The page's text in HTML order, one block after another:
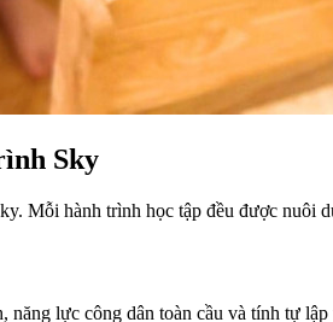
Sky
Mỗi hành trình học tập đều được nuôi
lực công dân toàn cầu và tính tự